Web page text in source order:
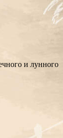
и лунного